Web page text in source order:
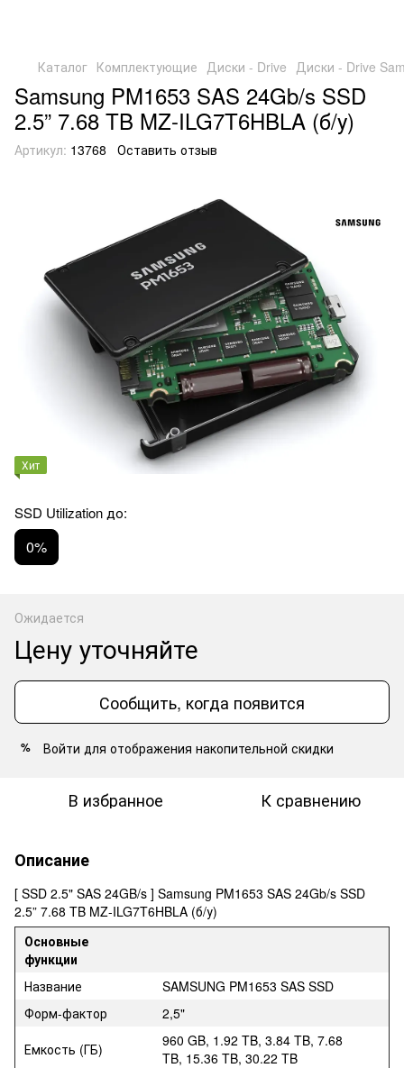
Каталог Комплектующие Диски - Drive Диски - Drive
Samsung PM1653 SAS 24Gb/s SSD
2.5” 7.68 TB MZ-ILG7T6HBLA (б/у)
Артикул: 13768 Оставить отзыв
Хит
SSD Utilization до:
0%
Ожидается
Цену уточняйте
Сообщить, когда появится
% Войти для отображения накопительной скидки
В избранное К сравнению
Описание
[ SSD 2.5" SAS 24GB/s ] Samsung PM1653 SAS 24Gb/s SSD
2.5” 7.68 TB MZ-ILG7T6HBLA (б/у)
Основные
функции
Название
SAMSUNG PM1653 SAS SSD
Форм-фактор
2,5"
Емкость (ГБ)
960 GB, 1.92 TB, 3.84 TB, 7.68
TB, 15.36 TB, 30.22 TB